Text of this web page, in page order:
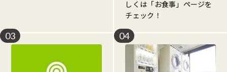
しくは「お食事」ページを
チェック！
03 04